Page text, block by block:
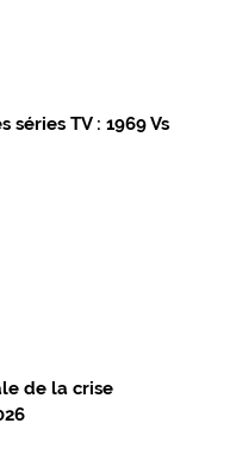
TV : 1969 Vs
de la crise